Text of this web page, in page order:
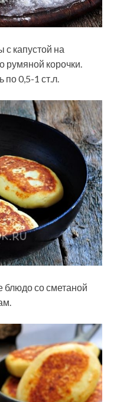
капустой на
румяной корочки.
по 0,5-1 ст.л.
блюдо со сметаной